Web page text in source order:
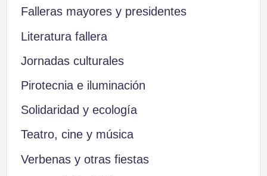
Falleras mayores y presidentes
Literatura fallera
Jornadas culturales
Pirotecnia e iluminación
Solidaridad y ecología
Teatro, cine y música
Verbenas y otras fiestas